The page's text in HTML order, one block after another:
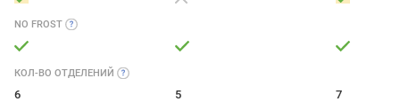
NO FROST
КОЛ-ВО ОТДЕЛЕНИЙ
6
5
7